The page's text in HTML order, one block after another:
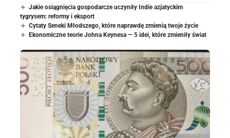
Jakie osiągnięcia gospodarcze uczyniły Indie azjatyckim
tygrysem: reformy i eksport
Cytaty Seneki Młodszego, które naprawdę zmienią twoje życie
Ekonomiczne teorie Johna Keynesa — 5 idei, które zmieniły świat